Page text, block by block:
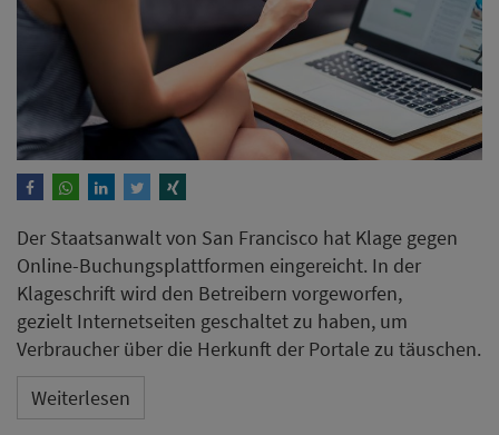
Der Staatsanwalt von San Francisco hat Klage gegen
Online-Buchungsplattformen eingereicht. In der
Klageschrift wird den Betreibern vorgeworfen,
gezielt Internetseiten geschaltet zu haben, um
Verbraucher über die Herkunft der Portale zu täuschen.
Weiterlesen